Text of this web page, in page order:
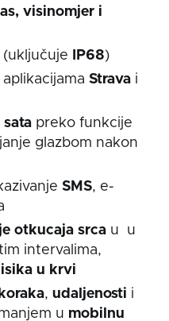
visinomjer i
(uključuje IP68)
aplikacijamaStrava i
sata preko funkcije
glazbom nakon
SMS, e-
otkucaja srca u u
intervalima,
u krvi
koraka,udaljenosti i
u mobilnu